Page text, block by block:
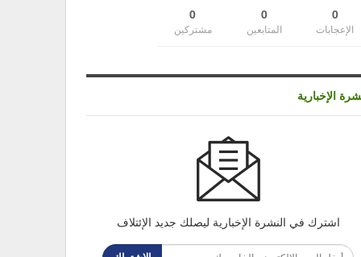
0
الإعجابات
0
المتابعين
0
مشتركين
الإخبارية
اشترك في النشرة الإخبارية ليصلك جديد الإئتلاف